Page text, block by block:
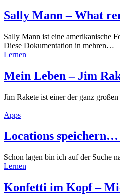
Sally Mann – What
Sally Mann ist eine amerikanische
Diese Dokumentation in mehren…
Lernen
Mein Leben – Jim
Jim Rakete ist einer der ganz
Apps
Locations
Schon lagen bin ich auf der Suche
Lernen
Konfetti im Kopf –